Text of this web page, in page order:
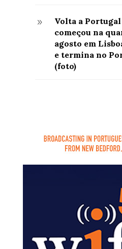
9
Volta a
começou na
agosto em
e termina no
(foto)